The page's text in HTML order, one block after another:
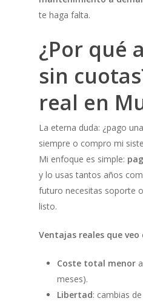
te haga falta.
¿Por qué
sin cuotas
real en
La eterna duda: ¿pago
siempre o compro mi
Mi enfoque es simple:
y lo usas tantos años
futuro necesitas soporte
listo.
Ventajas reales que veo
Coste total menor
meses).
Libertad: cambias